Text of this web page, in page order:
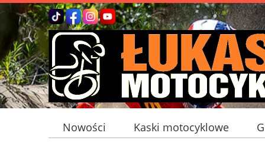
Nowości Kaski motocyklowe